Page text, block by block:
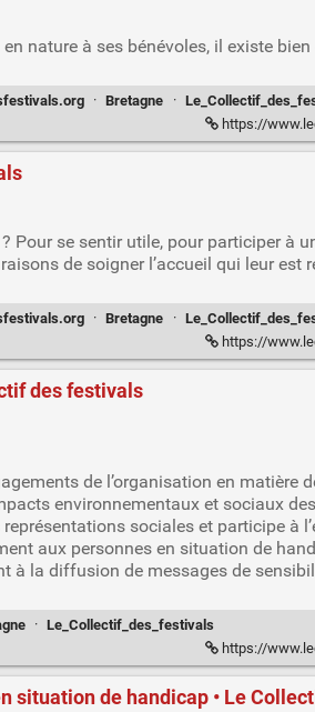
nature à ses bénévoles, il existe bien
· Bretagne ·
https://
Pour se sentir utile, pour participer à
de soigner l’accueil qui leur est
· Bretagne ·
https://
des festivals
de l’organisation en matière
environnementaux et sociaux
sociales et participe à
aux personnes en situation de
à la diffusion de messages de
· Le_Collectif_des_festivals
https://
situation de handicap • Le